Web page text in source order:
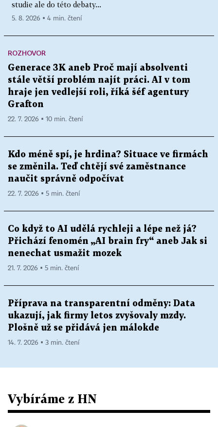
studie ale do této debaty...
5. 8. 2026 ▪ 4 min. čtení
ROZHOVOR
Generace 3K aneb Proč mají absolventi
stále větší problém najít práci. AI v tom
hraje jen vedlejší roli, říká šéf agentury
Grafton
22. 7. 2026 ▪ 10 min. čtení
Kdo méně spí, je hrdina? Situace ve firmách
se změnila. Teď chtějí své zaměstnance
naučit správně odpočívat
22. 7. 2026 ▪ 5 min. čtení
Co když to AI udělá rychleji a lépe než já?
Přichází fenomén „AI brain fry“ aneb Jak si
nenechat usmažit mozek
21. 7. 2026 ▪ 5 min. čtení
Příprava na transparentní odměny: Data
ukazují, jak firmy letos zvyšovaly mzdy.
Plošně už se přidává jen málokde
14. 7. 2026 ▪ 3 min. čtení
Vybíráme z HN